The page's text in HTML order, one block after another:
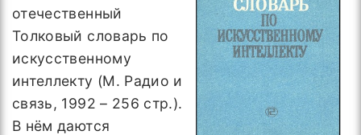
отечественный
Толковый словарь по
искусственному
интеллекту (М. Радио и
связь, 1992 – 256 стр.).
В нём даются